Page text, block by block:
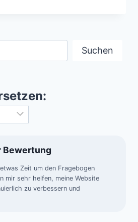
Suchen
Bewertung
Zeit um den Fragebogen
mir sehr helfen, meine Website
zu verbessern und